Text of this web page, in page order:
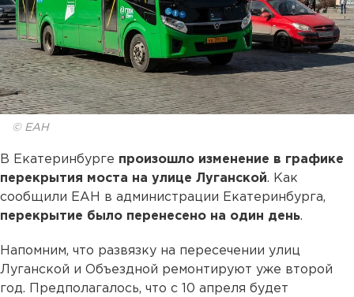
© ЕАН
В Екатеринбурге произошло изменение в графике
перекрытия моста на улице Луганской. Как
сообщили ЕАН в администрации Екатеринбурга,
перекрытие было перенесено на один день.
Напомним, что развязку на пересечении улиц
Луганской и Объездной ремонтируют уже второй
год. Предполагалось, что с 10 апреля будет